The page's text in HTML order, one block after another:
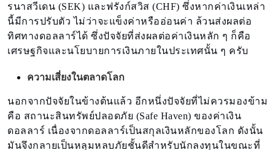
รนาสวีเดน (SEK) และฟรังก์สวิส (CHF) ซึ่งหากค่าเงินเหล่า
นี้มีการปรับตัว ไม่ว่าจะแข็งค่าหรืออ่อนค่า ล้วนส่งผลต่อ
ทิศทางดอลลาร์ได้ ซึ่งปัจจัยที่ส่งผลต่อค่าเงินหลัก ๆ ก็คือ
เศรษฐกิจและนโยบายการเงินภายในประเทศนั้น ๆ ครับ
ความเสี่ยงในตลาดโลก
นอกจากปัจจัยในข้างต้นแล้ว อีกหนึ่งปัจจัยที่ไม่ควรมองข้าม
คือ สถานะสินทรัพย์ปลอดภัย (Safe Haven) ของค่าเงิน
ดอลลาร์ เนื่องจากดอลลาร์เป็นสกุลเงินหลักของโลก ดังนั้น
มันจึงกลายเป็นหลุมหลบภัยชั้นดีสำหรับนักลงทุนในขณะที่